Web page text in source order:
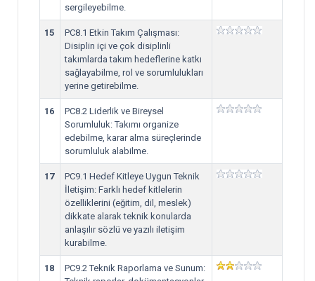
sergileyebilme.
15
PC8.1 Etkin Takım Çalışması:
Disiplin içi ve çok disiplinli
takımlarda takım hedeflerine katkı
sağlayabilme, rol ve sorumlulukları
yerine getirebilme.
16
PC8.2 Liderlik ve Bireysel
Sorumluluk: Takımı organize
edebilme, karar alma süreçlerinde
sorumluluk alabilme.
17
PC9.1 Hedef Kitleye Uygun Teknik
İletişim: Farklı hedef kitlelerin
özelliklerini (eğitim, dil, meslek)
dikkate alarak teknik konularda
anlaşılır sözlü ve yazılı iletişim
kurabilme.
18
PC9.2 Teknik Raporlama ve Sunum: